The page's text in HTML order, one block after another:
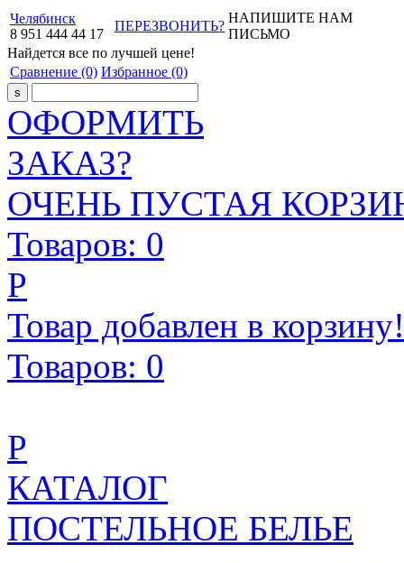
Челябинск
8 951 444 44 17
ПЕРЕЗВОНИТЬ?
НАПИШИТЕ НАМ
ПИСЬМО
Найдется все по лучшей цене!
Сравнение (0) Избранное (0)
ОФОРМИТЬ
ЗАКАЗ?
ОЧЕНЬ ПУСТАЯ
Товаров: 0
Р
Товар добавлен в корзину!
Товаров: 0
Р
КАТАЛОГ
ПОСТЕЛЬНОЕ БЕЛЬЕ